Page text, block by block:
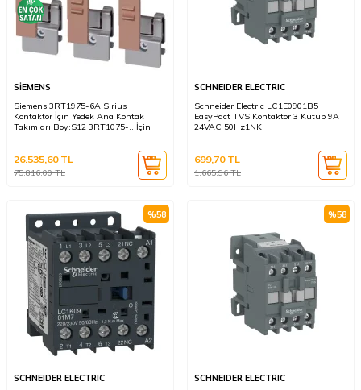
SİEMENS
Siemens 3RT1975-6A Sirius
Kontaktör İçin Yedek Ana Kontak
Takımları Boy:S12 3RT1075-.. İçin
75.816,00TL
26.535,60TL
SCHNEIDER ELECTRIC
Schneider Electric LC1E0901B5
EasyPact TVS Kontaktör 3 Kutup 9A
24VAC 50Hz1NK
1.665,96TL
699,70TL
%58
SCHNEIDER ELECTRIC
%58
SCHNEIDER ELECTRIC